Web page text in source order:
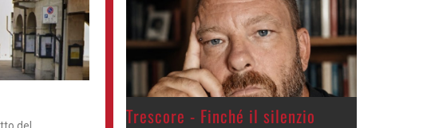
Trescore - Finché il silenzio